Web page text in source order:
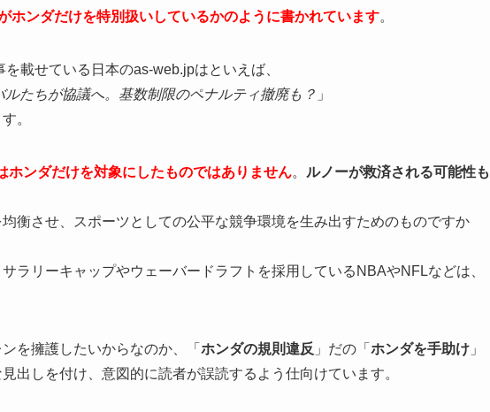
ホンダだけを特別扱いしているかのように書かれています。
載せている日本のas-web.jpはといえば、
たちが協議へ。基数制限のペナルティ撤廃も？ 」
。
ホンダだけを対象にしたものではありません。 ルノーが救済される可能性も
衡させ、スポーツとしての公平な競争環境を生み出すためのものですか
ラリーキャップやウェーバードラフトを採用しているNBAやNFLなどは、
を擁護したいからなのか、「 ホンダの規則違反 」だの「 ホンダを手助け 」
出しを付け、意図的に読者が誤読するよう仕向けています。